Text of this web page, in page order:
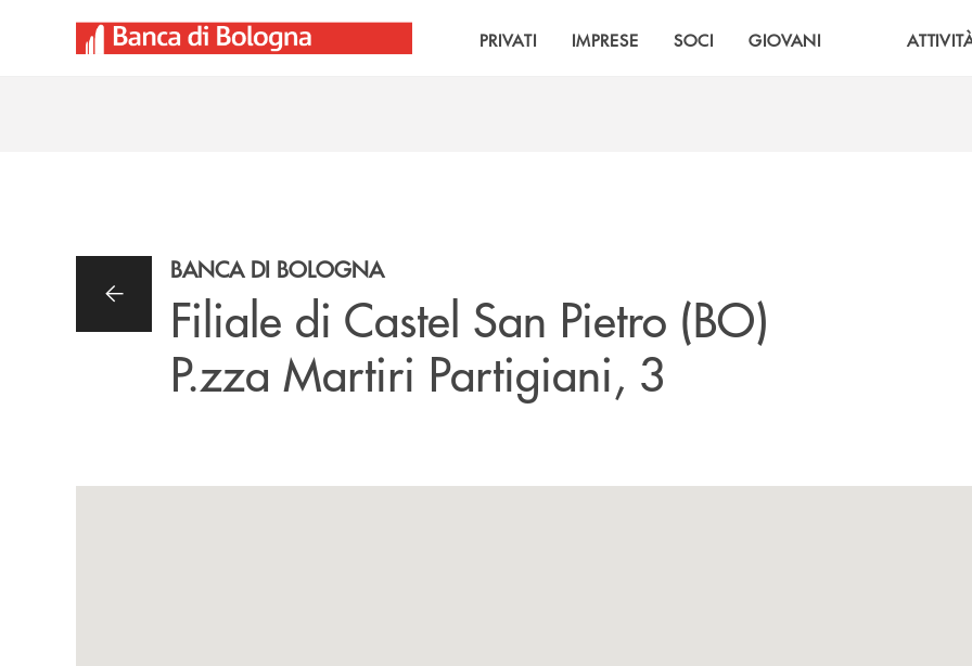
PRIVATI IMPRESE SOCI GIOVANI
BANCA DI BOLOGNA
Filiale di Castel San Pietro (BO)
P.zza Martiri Partigiani, 3